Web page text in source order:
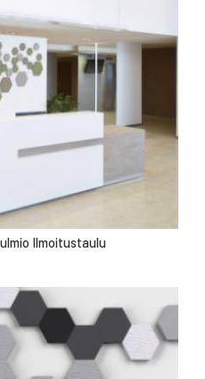
Ilmoitustaulu